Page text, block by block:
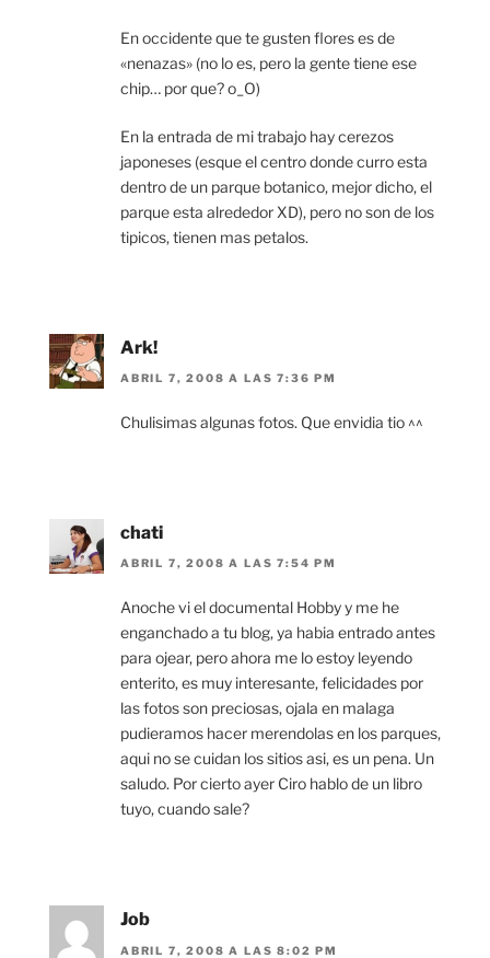
En occidente que te gusten flores es de
«nenazas» (no lo es, pero la gente tiene ese
chip… por que? o_O)
En la entrada de mi trabajo hay cerezos
japoneses (esque el centro donde curro esta
dentro de un parque botanico, mejor dicho, el
parque esta alrededor XD), pero no son de los
tipicos, tienen mas petalos.
Ark!
ABRIL 7, 2008 A LAS 7:36 PM
Chulisimas algunas fotos. Que envidia tio ^^
chati
ABRIL 7, 2008 A LAS 7:54 PM
Anoche vi el documental Hobby y me he
enganchado a tu blog, ya habia entrado antes
para ojear, pero ahora me lo estoy leyendo
enterito, es muy interesante, felicidades por
las fotos son preciosas, ojala en malaga
pudieramos hacer merendolas en los parques,
aqui no se cuidan los sitios asi, es un pena. Un
saludo. Por cierto ayer Ciro hablo de un libro
tuyo, cuando sale?
Job
ABRIL 7, 2008 A LAS 8:02 PM